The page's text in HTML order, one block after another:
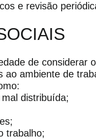
e revisão
de considerar
ao ambiente de
distribuída;
trabalho;